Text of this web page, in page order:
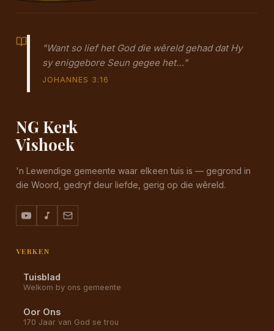
"Want so lief het God die wêreld gehad dat Hy
sy eniggebore Seun gegee het…"
JOHANNES 3:16
NG Kerk
Vishoek
'n Lewendige gemeente waar elkeen tuis is — gegrond in
die Woord, gedryf deur liefde, gerig op die wêreld.
VERKEN
Tuisblad
Welkom by ons gemeente
Oor Ons
170 Jaar van God se trou